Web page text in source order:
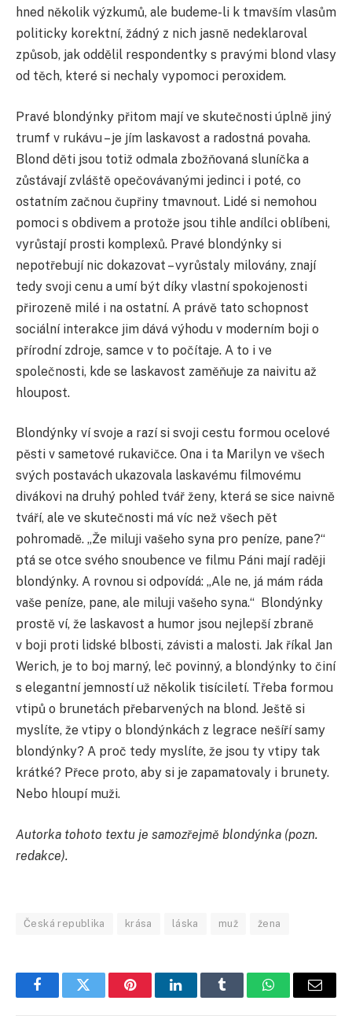
hned několik výzkumů, ale budeme-li k tmavším vlasům
politicky korektní, žádný z nich jasně nedeklaroval
způsob, jak oddělil respondentky s pravými blond vlasy
od těch, které si nechaly vypomoci peroxidem.
Pravé blondýnky přitom mají ve skutečnosti úplně jiný
trumf v rukávu – je jím laskavost a radostná povaha.
Blond děti jsou totiž odmala zbožňovaná sluníčka a
zůstávají zvláště opečovávanými jedinci i poté, co
ostatním začnou čupřiny tmavnout. Lidé si nemohou
pomoci s obdivem a protože jsou tihle andílci oblíbeni,
vyrůstají prosti komplexů. Pravé blondýnky si
nepotřebují nic dokazovat – vyrůstaly milovány, znají
tedy svoji cenu a umí být díky vlastní spokojenosti
přirozeně milé i na ostatní. A právě tato schopnost
sociální interakce jim dává výhodu v moderním boji o
přírodní zdroje, samce v to počítaje. A to i ve
společnosti, kde se laskavost zaměňuje za naivitu až
hloupost.
Blondýnky ví svoje a razí si svoji cestu formou ocelové
pěsti v sametové rukavičce. Ona i ta Marilyn ve všech
svých postavách ukazovala laskavému filmovému
divákovi na druhý pohled tvář ženy, která se sice naivně
tváří, ale ve skutečnosti má víc než všech pět
pohromadě. „Že miluji vašeho syna pro peníze, pane?“
ptá se otce svého snoubence ve filmu Páni mají raději
blondýnky. A rovnou si odpovídá: „Ale ne, já mám ráda
vaše peníze, pane, ale miluji vašeho syna.“ Blondýnky
prostě ví, že laskavost a humor jsou nejlepší zbraně
v boji proti lidské blbosti, závisti a malosti. Jak říkal Jan
Werich, je to boj marný, leč povinný, a blondýnky to činí
s elegantní jemností už několik tisíciletí. Třeba formou
vtipů o brunetách přebarvených na blond. Ještě si
myslíte, že vtipy o blondýnkách z legrace nešíří samy
blondýnky? A proč tedy myslíte, že jsou ty vtipy tak
krátké? Přece proto, aby si je zapamatovaly i brunety.
Nebo hloupí muži.
Autorka tohoto textu je samozřejmě blondýnka (pozn.
redakce).
Česká republika krása láska muž žena
FacebookTwitter PinterestLinkedInTumblr WhatsApp
E-